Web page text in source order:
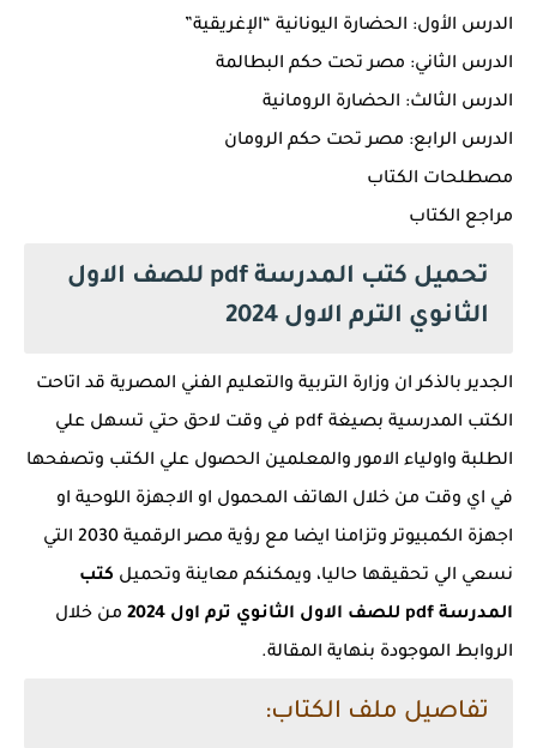
الدرس الأول: الحضارة اليونانية “الإغريقية”
الدرس الثاني: مصر تحت حكم البطالمة
الدرس الثالث: الحضارة الرومانية
الدرس الرابع: مصر تحت حكم الرومان
مصطلحات الكتاب
مراجع الكتاب
تحميل كتب المدرسة pdf للصف الاول
الثانوي الترم الاول 2024
الجدير بالذكر ان وزارة التربية والتعليم الفني المصرية قد اتاحت
الكتب المدرسية بصيغة pdf في وقت لاحق حتي تسهل علي
الطلبة واولياء الامور والمعلمين الحصول علي الكتب وتصفحها
في اي وقت من خلال الهاتف المحمول او الاجهزة اللوحية او
اجهزة الكمبيوتر وتزامنا ايضا مع رؤية مصر الرقمية 2030 التي
نسعي الي تحقيقها حاليا، ويمكنكم معاينة وتحميل كتب
المدرسة pdf للصف الاول الثانوي ترم اول 2024
من خلال
الروابط الموجودة بنهاية المقالة.
تفاصيل ملف الكتاب: